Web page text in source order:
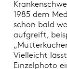
1985 dem
schon bald
aufgreift,
Vielleicht
Einzelphoto